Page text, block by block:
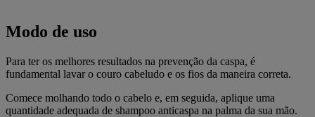
Modo de uso
Para ter os melhores resultados na prevenção da caspa, é
fundamental lavar o couro cabeludo e os fios da maneira correta.
Comece molhando todo o cabelo e, em seguida, aplique uma
quantidade adequada de shampoo anticaspa na palma da sua mão.